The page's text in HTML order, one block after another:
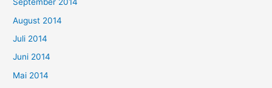
August 2014
Juli 2014
Juni 2014
Mai 2014